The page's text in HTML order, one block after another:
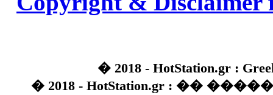
� 2018 - HotStation.gr :
� 2018 - HotStation.gr : ��